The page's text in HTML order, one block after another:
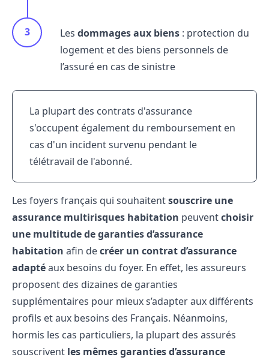
Les dommages aux biens : protection du
logement et des biens personnels de
l’assuré en cas de sinistre
La plupart des contrats d'assurance
s'occupent également du remboursement en
cas d'un incident survenu pendant le
télétravail de l'abonné.
Les foyers français qui souhaitentsouscrire une
assurance multirisques habitation peuventchoisir
une multitude de garanties d’assurance
habitation afin decréer un contrat d’assurance
adaptéaux besoins du foyer. En effet, les assureurs
proposent des dizaines de garanties
supplémentaires pour mieux s’adapter aux différents
profils et aux besoins des Français. Néanmoins,
hormis les cas particuliers, la plupart des assurés
souscrivent les mêmes garanties d’assurance